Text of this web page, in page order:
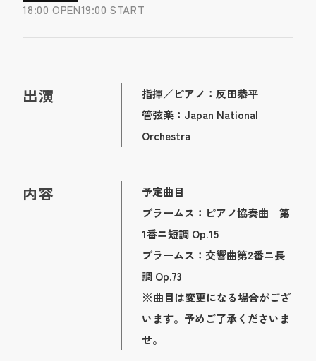
18:00 OPEN19:00 START
出演
指揮／ピアノ：反田恭平
管弦楽：Japan National
Orchestra
内容
予定曲目
ブラームス：ピアノ協奏曲 第
1番ニ短調 Op.15
ブラームス：交響曲第2番ニ長
調 Op.73
※曲目は変更になる場合がござ
います。予めご了承くださいま
せ。